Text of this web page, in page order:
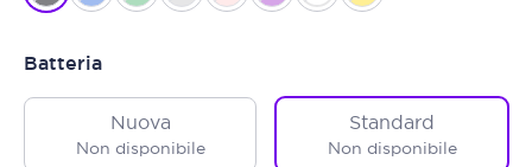
Batteria
Nuova
Non disponibile
Standard
Non disponibile